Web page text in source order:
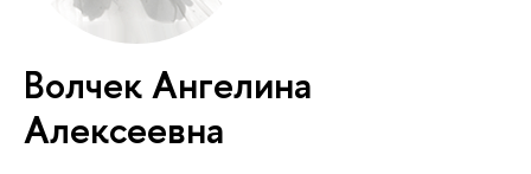
Волчек Ангелина
Алексеевна